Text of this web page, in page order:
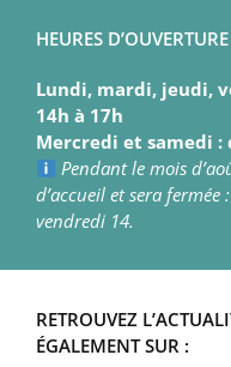
HEURES
Lundi, mardi, jeudi,
14h à 17h
Mercredi et samedi :
Pendant le mois
d’accueil et sera
vendredi 14.
RETROUVEZ
ÉGALEMENT SUR :